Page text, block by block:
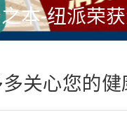
本-纽派荣
关心您的健